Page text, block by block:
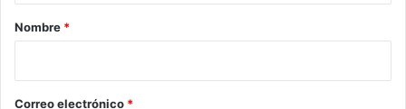
r
*
Nombre *
Correo electrónico *